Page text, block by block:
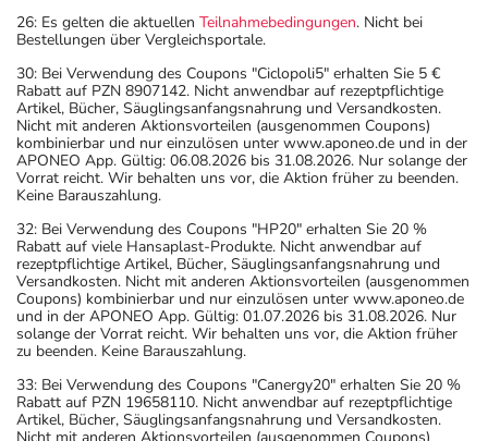
26: Es gelten die aktuellen Teilnahmebedingungen. Nicht bei
Bestellungen über Vergleichsportale.
30: Bei Verwendung des Coupons "Ciclopoli5" erhalten Sie 5 €
Rabatt auf PZN 8907142. Nicht anwendbar auf rezeptpflichtige
Artikel, Bücher, Säuglingsanfangsnahrung und Versandkosten.
Nicht mit anderen Aktionsvorteilen (ausgenommen Coupons)
kombinierbar und nur einzulösen unter www.aponeo.de und in der
APONEO App. Gültig: 06.08.2026 bis 31.08.2026. Nur solange der
Vorrat reicht. Wir behalten uns vor, die Aktion früher zu beenden.
Keine Barauszahlung.
32: Bei Verwendung des Coupons "HP20" erhalten Sie 20 %
Rabatt auf viele Hansaplast-Produkte. Nicht anwendbar auf
rezeptpflichtige Artikel, Bücher, Säuglingsanfangsnahrung und
Versandkosten. Nicht mit anderen Aktionsvorteilen (ausgenommen
Coupons) kombinierbar und nur einzulösen unter www.aponeo.de
und in der APONEO App. Gültig: 01.07.2026 bis 31.08.2026. Nur
solange der Vorrat reicht. Wir behalten uns vor, die Aktion früher
zu beenden. Keine Barauszahlung.
33: Bei Verwendung des Coupons "Canergy20" erhalten Sie 20 %
Rabatt auf PZN 19658110. Nicht anwendbar auf rezeptpflichtige
Artikel, Bücher, Säuglingsanfangsnahrung und Versandkosten.